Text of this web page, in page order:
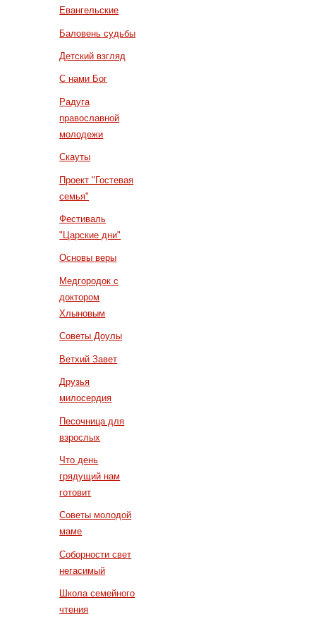
Евангельские
Баловень судьбы
Детский взгляд
С нами Бог
Радуга
православной
молодежи
Скауты
Проект "Гостевая
семья"
Фестиваль
"Царские дни"
Основы веры
Медгородок с
доктором
Хлыновым
Советы Доулы
Ветхий Завет
Друзья
милосердия
Песочница для
взрослых
Что день
грядущий нам
готовит
Советы молодой
маме
Соборности свет
негасимый
Школа семейного
чтения